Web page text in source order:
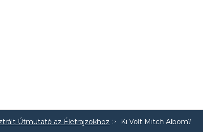
Útmutató az Életrajzokhoz Ki Volt Mitch Albom?